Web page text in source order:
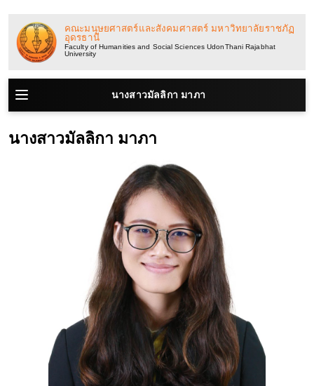
ไป
ยัง
เนื้อหา
คณะมนุษยศาสตร์และสังคมศาสตร์ มหาวิทยาลัยราชภัฏ
อุดรธานี
Faculty of Humanities and Social Sciences UdonThani Rajabhat
University
นางสาวมัลลิกา มาภา
นางสาวมัลลิกา มาภา